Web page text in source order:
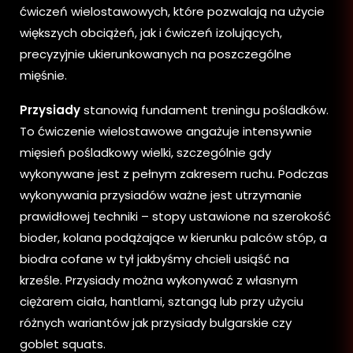
ćwiczeń wielostawowych, które pozwalają na użycie
większych obciążeń, jak i ćwiczeń izolujących,
precyzyjnie ukierunkowanych na poszczególne
mięśnie.
Przysiadystanowią fundament treningu pośladków.
To ćwiczenie wielostawowe angażuje intensywnie
mięsień pośladkowy wielki, szczególnie gdy
wykonywane jest z pełnym zakresem ruchu. Podczas
wykonywania przysiadów ważne jest utrzymanie
prawidłowej techniki – stopy ustawione na szerokość
bioder, kolana podążające w kierunku palców stóp, a
biodra cofane w tył jakbyśmy chcieli usiąść na
krześle. Przysiady można wykonywać z własnym
ciężarem ciała, hantlami, sztangą lub przy użyciu
różnych wariantów jak przysiady bulgarskie czy
goblet squats.